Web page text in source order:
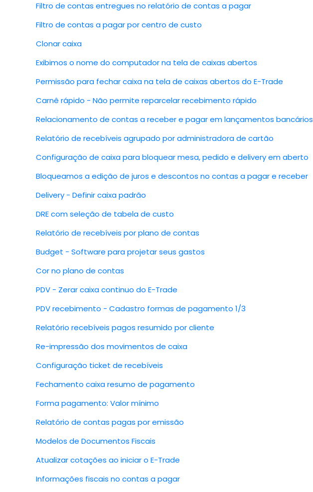
Filtro de contas entregues no relatório de contas a pagar
Filtro de contas a pagar por centro de custo
Clonar caixa
Exibimos o nome do computador na tela de caixas abertos
Permissão para fechar caixa na tela de caixas abertos do E-Trade
Carnê rápido - Não permite reparcelar recebimento rápido
Relacionamento de contas a receber e pagar em lançamentos bancários
Relatório de recebíveis agrupado por administradora de cartão
Configuração de caixa para bloquear mesa, pedido e delivery em aberto
Bloqueamos a edição de juros e descontos no contas a pagar e receber
Delivery - Definir caixa padrão
DRE com seleção de tabela de custo
Relatório de recebíveis por plano de contas
Budget - Software para projetar seus gastos
Cor no plano de contas
PDV - Zerar caixa continuo do E-Trade
PDV recebimento - Cadastro formas de pagamento 1/3
Relatório recebíveis pagos resumido por cliente
Re-impressão dos movimentos de caixa
Configuração ticket de recebíveis
Fechamento caixa resumo de pagamento
Forma pagamento: Valor mínimo
Relatório de contas pagas por emissão
Modelos de Documentos Fiscais
Atualizar cotações ao iniciar o E-Trade
Informações fiscais no contas a pagar